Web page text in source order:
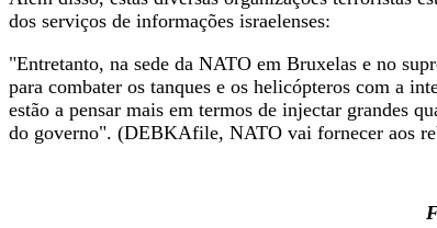
dos serviços de informações israelenses:
"Entretanto, na sede da NATO em Bruxelas e no
para combater os tanques e os helicópteros com a
estão a pensar mais em termos de injectar grandes
do governo". (DEBKAfile, NATO vai fornecer aos